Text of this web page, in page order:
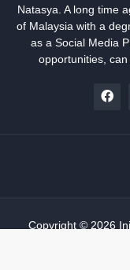
Natasya. A long time
of Malaysia with a
as a Social Media
opportunities,
Copyright © 2026